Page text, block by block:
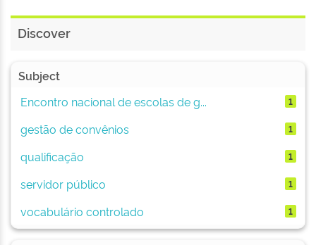
Discover
Subject
Encontro nacional de escolas de g...
1
gestão de convênios 1
qualificação 1
servidor público 1
vocabulário controlado 1